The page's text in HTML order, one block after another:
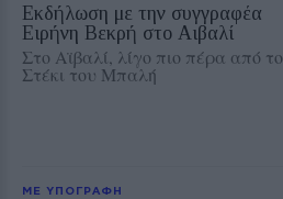
Εκδήλωση με την συγγραφέα
Ειρήνη Βεκρή στο Αιβαλί
Στο Αϊβαλί, λίγο πιο πέρα από το
Στέκι του Μπαλή
ΜΕ ΥΠΟΓΡΑΦΗ